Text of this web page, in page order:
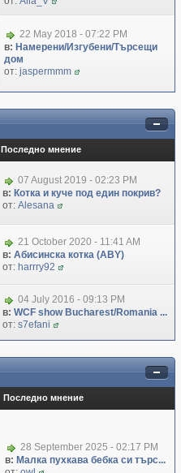
22 May 2018 - 07:22 PM
в: Намерени/Изгубени/Търсещи
дом
от: jaspermmm
Последно мнение
07 August 2019 - 02:23 PM
в: Котка и куче под един покрив?
от: Alesana
21 October 2020 - 11:41 AM
в: Абисинска котка (ABY)
от: harrry92
04 July 2016 - 09:13 PM
в: WCF show Bucharest/Romania ...
от: s7efani
Последно мнение
28 September 2025 - 02:17 PM
в: Малка пухкава бебка си търс...